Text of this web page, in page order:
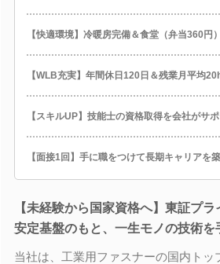
【快適環境】冷暖房完備＆食堂（弁当360円
【WLB充実】年間休日120日＆残業月平均
【スキルUP】技能士の資格取得を会社がサ
【面接1回】手に職をつけて長期キャリアを
【未経験から国家資格へ】東証プ
安定基盤のもと、一生モノの技術を
当社は、工業用ファスナーの国内トッ